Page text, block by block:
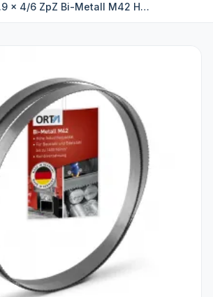
2465 x 27 x 0.9 x 4/6 ZpZ Bi-Metall M42 HSS Bandsägeblatt Sägeblatt